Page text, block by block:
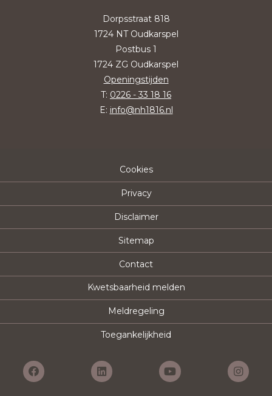
Dorpsstraat 818
1724 NT Oudkarspel
Postbus 1
1724 ZG Oudkarspel
Openingstijden
T: 0226 - 33 18 16
E: info@nh1816.nl
Cookies
Privacy
Disclaimer
Sitemap
Contact
Kwetsbaarheid melden
Meldregeling
Toegankelijkheid